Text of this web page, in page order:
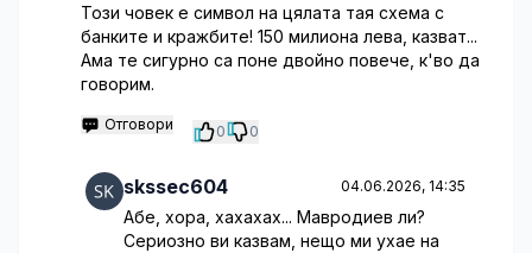
Този човек е символ на цялата тая схема с
банките и кражбите! 150 милиона лева, казват...
Ама те сигурно са поне двойно повече, к'во да
говорим.
Отговори 0 0
skssec604 04.06.2026, 14:35
Абе, хора, хахахах... Мавродиев ли?
Сериозно ви казвам, нещо ми ухае на